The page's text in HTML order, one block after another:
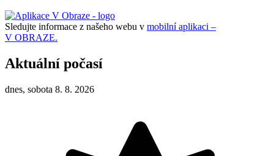
Sledujte informace z našeho webu v mobilní aplikaci –
V OBRAZE.
Aktuální počasí
dnes, sobota 8. 8. 2026